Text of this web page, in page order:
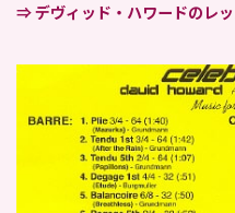
⇒ デヴィッド・ハワードのレ